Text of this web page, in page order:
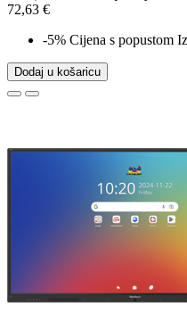
72,63 €
-5% Cijena s popustom
Dodaj u košaricu